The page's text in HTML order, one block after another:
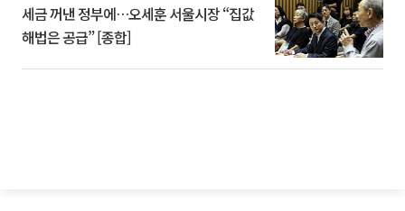
세금 꺼낸 정부에…오세훈 서울시장 “집값
해법은 공급” [종합]